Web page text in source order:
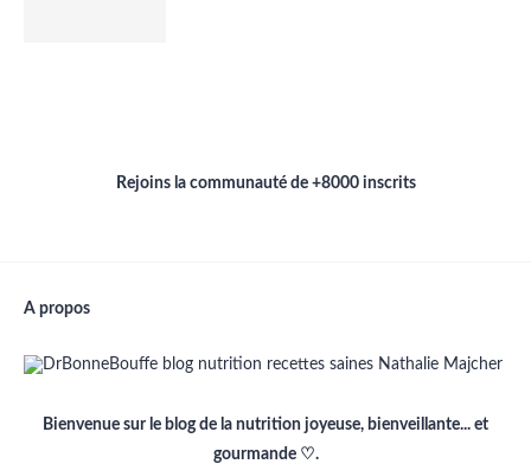
Rejoins la communauté de +8000 inscrits
A propos
Bienvenue sur le blog de la nutrition joyeuse, bienveillante... et
gourmande ♡.